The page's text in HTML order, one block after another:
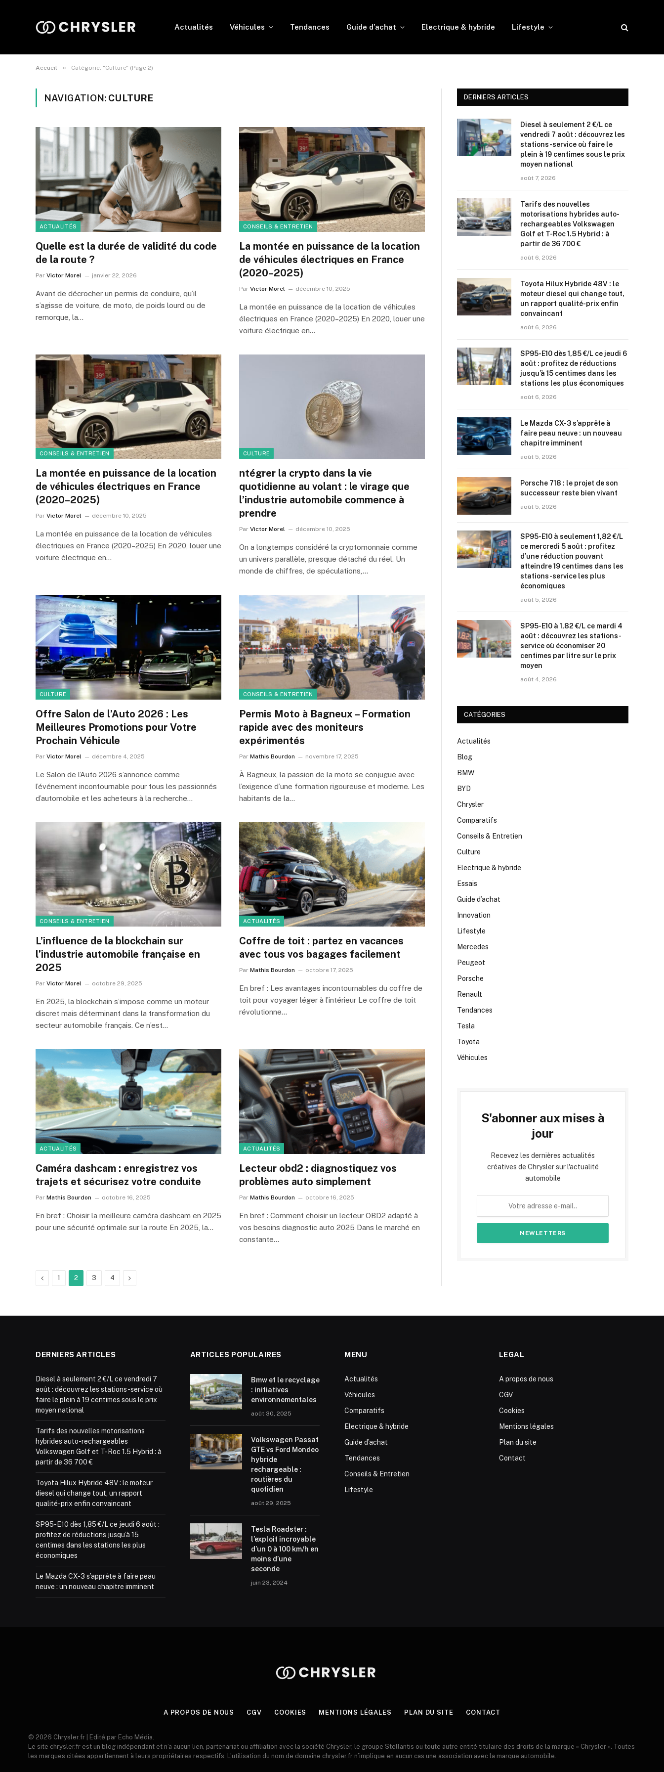
Actualités Véhicules Tendances Guide d’achat Electrique & hybride Lifestyle
Accueil » Catégorie: "Culture" (Page 2)
NAVIGATION: CULTURE
ACTUALITÉS
Quelle est la durée de validité du code
de la route ?
Par Victor Morel janvier 22, 2026
Avant de décrocher un permis de conduire, qu’il
s’agisse de voiture, de moto, de poids lourd ou de
remorque, la…
CONSEILS & ENTRETIEN
La montée en puissance de la location
de véhicules électriques en France
(2020–2025)
Par Victor Morel décembre 10, 2025
La montée en puissance de la location de véhicules
électriques en France (2020–2025) En 2020, louer une
voiture électrique en…
CONSEILS & ENTRETIEN
La montée en puissance de la location
de véhicules électriques en France
(2020–2025)
Par Victor Morel décembre 10, 2025
La montée en puissance de la location de véhicules
électriques en France (2020–2025) En 2020, louer une
voiture électrique en…
CULTURE
ntégrer la crypto dans la vie
quotidienne au volant : le virage que
l’industrie automobile commence à
prendre
Par Victor Morel décembre 10, 2025
On a longtemps considéré la cryptomonnaie comme
un univers parallèle, presque détaché du réel. Un
monde de chiffres, de spéculations,…
CULTURE
Offre Salon de l’Auto 2026 : Les
Meilleures Promotions pour Votre
Prochain Véhicule
Par Victor Morel décembre 4, 2025
Le Salon de l’Auto 2026 s’annonce comme
l’événement incontournable pour tous les passionnés
d’automobile et les acheteurs à la recherche…
CONSEILS & ENTRETIEN
Permis Moto à Bagneux – Formation
rapide avec des moniteurs
expérimentés
Par Mathis Bourdon novembre 17, 2025
À Bagneux, la passion de la moto se conjugue avec
l’exigence d’une formation rigoureuse et moderne. Les
habitants de la…
CONSEILS & ENTRETIEN
L’influence de la blockchain sur
l’industrie automobile française en
2025
Par Victor Morel octobre 29, 2025
En 2025, la blockchain s’impose comme un moteur
discret mais déterminant dans la transformation du
secteur automobile français. Ce n’est…
ACTUALITÉS
Coffre de toit : partez en vacances
avec tous vos bagages facilement
Par Mathis Bourdon octobre 17, 2025
En bref : Les avantages incontournables du coffre de
toit pour voyager léger à l’intérieur Le coffre de toit
révolutionne…
ACTUALITÉS
Caméra dashcam : enregistrez vos
trajets et sécurisez votre conduite
Par Mathis Bourdon octobre 16, 2025
En bref : Choisir la meilleure caméra dashcam en 2025
pour une sécurité optimale sur la route En 2025, la…
ACTUALITÉS
Lecteur obd2 : diagnostiquez vos
problèmes auto simplement
Par Mathis Bourdon octobre 16, 2025
En bref : Comment choisir un lecteur OBD2 adapté à
vos besoins diagnostic auto 2025 Dans le marché en
constante…
Précédent
1 2 3 4 Suivant
DERNIERS ARTICLES
Diesel à seulement 2 €/L ce
vendredi 7 août : découvrez les
stations-service où faire le
plein à 19 centimes sous le prix
moyen national
août 7, 2026
Tarifs des nouvelles
motorisations hybrides auto-
rechargeables Volkswagen
Golf et T-Roc 1.5 Hybrid : à
partir de 36 700 €
août 6, 2026
Toyota Hilux Hybride 48V : le
moteur diesel qui change tout,
un rapport qualité-prix enfin
convaincant
août 6, 2026
SP95-E10 dès 1,85 €/L ce jeudi 6
août : profitez de réductions
jusqu’à 15 centimes dans les
stations les plus économiques
août 6, 2026
Le Mazda CX-3 s’apprête à
faire peau neuve : un nouveau
chapitre imminent
août 5, 2026
Porsche 718 : le projet de son
successeur reste bien vivant
août 5, 2026
SP95-E10 à seulement 1,82 €/L
ce mercredi 5 août : profitez
d’une réduction pouvant
atteindre 19 centimes dans les
stations-service les plus
économiques
août 5, 2026
SP95-E10 à 1,82 €/L ce mardi 4
août : découvrez les stations-
service où économiser 20
centimes par litre sur le prix
moyen
août 4, 2026
CATÉGORIES
Actualités
Blog
BMW
BYD
Chrysler
Comparatifs
Conseils & Entretien
Culture
Electrique & hybride
Essais
Guide d’achat
Innovation
Lifestyle
Mercedes
Peugeot
Porsche
Renault
Tendances
Tesla
Toyota
Véhicules
S'abonner aux mises à
jour
Recevez les dernières actualités
créatives de Chrysler sur l'actualité
automobile
DERNIERS ARTICLES
Diesel à seulement 2 €/L ce vendredi 7
août : découvrez les stations-service où
faire le plein à 19 centimes sous le prix
moyen national
Tarifs des nouvelles motorisations
hybrides auto-rechargeables
Volkswagen Golf et T-Roc 1.5 Hybrid : à
partir de 36 700 €
Toyota Hilux Hybride 48V : le moteur
diesel qui change tout, un rapport
qualité-prix enfin convaincant
SP95-E10 dès 1,85 €/L ce jeudi 6 août :
profitez de réductions jusqu’à 15
centimes dans les stations les plus
économiques
Le Mazda CX-3 s’apprête à faire peau
neuve : un nouveau chapitre imminent
ARTICLES POPULAIRES
Bmw et le recyclage
: initiatives
environnementales
août 30, 2025
Volkswagen Passat
GTE vs Ford Mondeo
hybride
rechargeable :
routières du
quotidien
août 29, 2025
Tesla Roadster :
l’exploit incroyable
d’un 0 à 100 km/h en
moins d’une
seconde
juin 23, 2024
MENU
Actualités
Véhicules
Comparatifs
Electrique & hybride
Guide d’achat
Tendances
Conseils & Entretien
Lifestyle
LEGAL
A propos de nous
CGV
Cookies
Mentions légales
Plan du site
Contact
A PROPOS DE NOUS CGV COOKIES MENTIONS LÉGALES PLAN DU SITE CONTACT
© 2026 Chrysler.fr | Edité par Echo Média.
Le site chrysler.fr est un blog indépendant et n’a aucun lien, partenariat ou affiliation avec la société Chrysler, le groupe Stellantis ou toute autre entité titulaire des droits de la marque « Chrysler ». Toutes
les marques citées appartiennent à leurs propriétaires respectifs. L’utilisation du nom de domaine chrysler.fr n’implique en aucun cas une association avec la marque automobile.